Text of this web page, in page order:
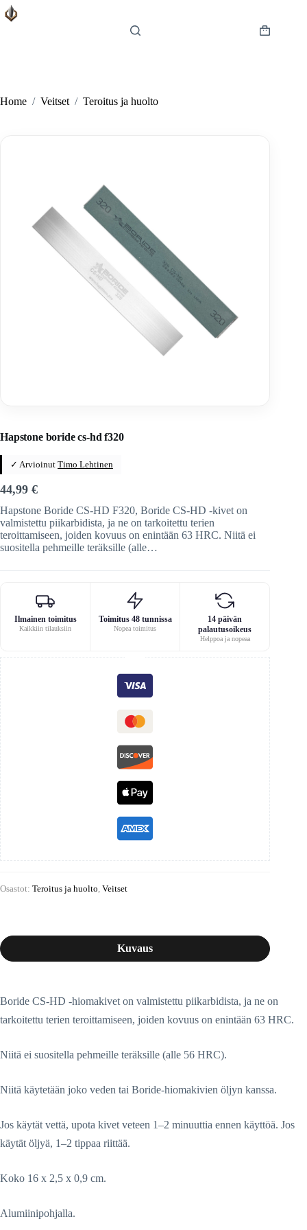
Skip
to
Shopping
Home / Veitset / Teroitus ja huolto
Hapstone boride cs-hd f320
✓ Arvioinut Timo Lehtinen
44,99 €
Hapstone Boride CS-HD F320, Boride CS-HD -kivet on
valmistettu piikarbidista, ja ne on tarkoitettu terien
teroittamiseen, joiden kovuus on enintään 63 HRC. Niitä ei
suositella pehmeille teräksille (alle…
Ilmainen toimitus
Kaikkiin tilauksiin
Toimitus 48 tunnissa
Nopea toimitus
14 päivän
palautusoikeus
Helppoa ja nopeaa
Osastot: Teroitus ja huolto Veitset
Kuvaus
Boride CS-HD -hiomakivet on valmistettu piikarbidista, ja ne on
tarkoitettu terien teroittamiseen, joiden kovuus on enintään 63 HRC.
Niitä ei suositella pehmeille teräksille (alle 56 HRC).
Niitä käytetään joko veden tai Boride-hiomakivien öljyn kanssa.
Jos käytät vettä, upota kivet veteen 1–2 minuuttia ennen käyttöä. Jos
käytät öljyä, 1–2 tippaa riittää.
Koko 16 x 2,5 x 0,9 cm.
Alumiinipohjalla.